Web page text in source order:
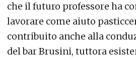
che il futuro professore ha
lavorare come aiuto
contribuito anche alla
del bar Brusini, tuttora